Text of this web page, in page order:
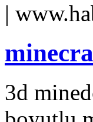
|
3d